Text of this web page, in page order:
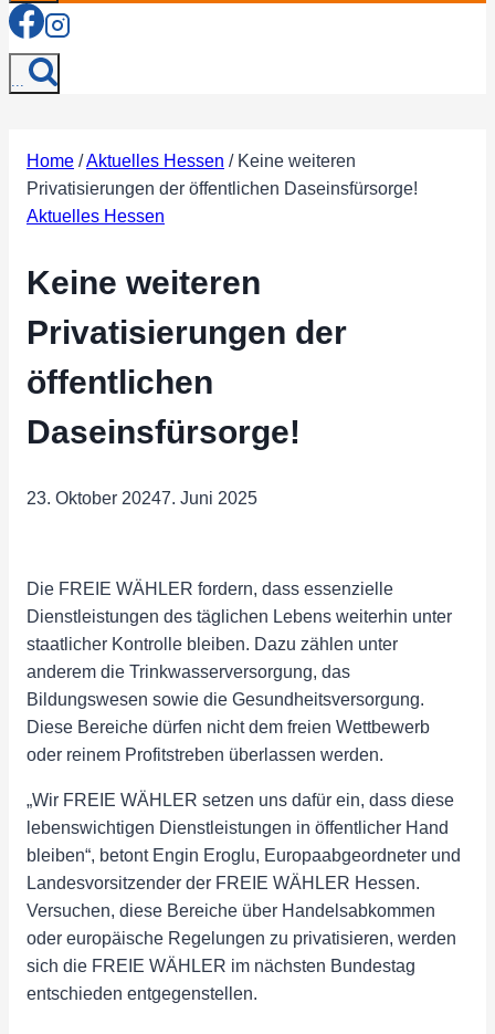
...
Home /Aktuelles Hessen / Keine weiteren
Privatisierungen der öffentlichen Daseinsfürsorge!
Aktuelles Hessen
Keine weiteren
Privatisierungen der
öffentlichen
Daseinsfürsorge!
23. Oktober 20247. Juni 2025
Die FREIE WÄHLER fordern, dass essenzielle
Dienstleistungen des täglichen Lebens weiterhin unter
staatlicher Kontrolle bleiben. Dazu zählen unter
anderem die Trinkwasserversorgung, das
Bildungswesen sowie die Gesundheitsversorgung.
Diese Bereiche dürfen nicht dem freien Wettbewerb
oder reinem Profitstreben überlassen werden.
„Wir FREIE WÄHLER setzen uns dafür ein, dass diese
lebenswichtigen Dienstleistungen in öffentlicher Hand
bleiben“, betont Engin Eroglu, Europaabgeordneter und
Landesvorsitzender der FREIE WÄHLER Hessen.
Versuchen, diese Bereiche über Handelsabkommen
oder europäische Regelungen zu privatisieren, werden
sich die FREIE WÄHLER im nächsten Bundestag
entschieden entgegenstellen.